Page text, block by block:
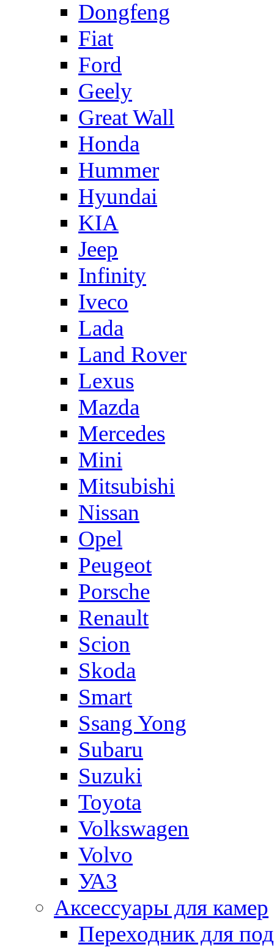
Dongfeng
Fiat
Ford
Geely
Great Wall
Honda
Hummer
Hyundai
KIA
Jeep
Infinity
Iveco
Lada
Land Rover
Lexus
Mazda
Mercedes
Mini
Mitsubishi
Nissan
Opel
Peugeot
Porsche
Renault
Scion
Skoda
Smart
Ssang Yong
Subaru
Suzuki
Toyota
Volkswagen
Volvo
УАЗ
Аксессуары для камер
Переходник для